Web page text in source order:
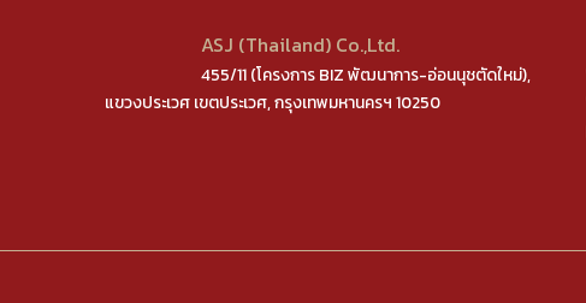
ASJ (Thailand) Co.,Ltd.
455/11 (โครงการ BIZ พัฒนาการ-อ่อนนุชตัดใหม่),
แขวงประเวศ เขตประเวศ, กรุงเทพมหานครฯ 10250